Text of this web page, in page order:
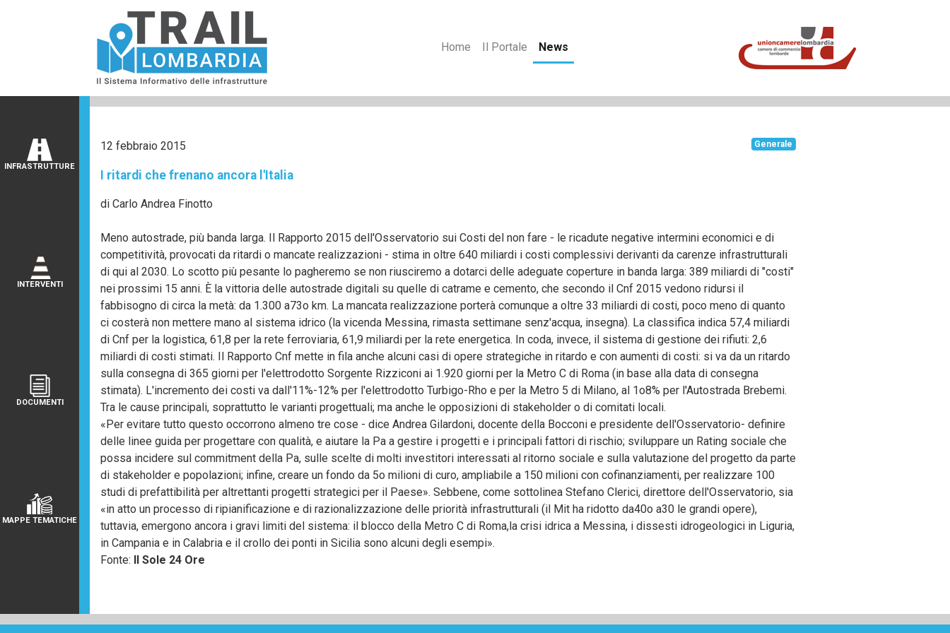
Home Il Portale News
INFRASTRUTTURE
INTERVENTI
DOCUMENTI
MAPPE TEMATICHE
12 febbraio 2015 Generale
I ritardi che frenano ancora l'Italia
di Carlo Andrea Finotto
Meno autostrade, più banda larga. Il Rapporto 2015 dell'Osservatorio sui Costi del non fare - le ricadute negative intermini economici e di
competitività, provocati da ritardi o mancate realizzazioni - stima in oltre 640 miliardi i costi complessivi derivanti da carenze infrastrutturali
di qui al 2030. Lo scotto più pesante lo pagheremo se non riusciremo a dotarci delle adeguate coperture in banda larga: 389 miliardi di "costi"
nei prossimi 15 anni. È la vittoria delle autostrade digitali su quelle di catrame e cemento, che secondo il Cnf 2015 vedono ridursi il
fabbisogno di circa la metà: da 1.300 a73o km. La mancata realizzazione porterà comunque a oltre 33 miliardi di costi, poco meno di quanto
ci costerà non mettere mano al sistema idrico (la vicenda Messina, rimasta settimane senz'acqua, insegna). La classifica indica 57,4 miliardi
di Cnf per la logistica, 61,8 per la rete ferroviaria, 61,9 miliardi per la rete energetica. In coda, invece, il sistema di gestione dei rifiuti: 2,6
miliardi di costi stimati. Il Rapporto Cnf mette in fila anche alcuni casi di opere strategiche in ritardo e con aumenti di costi: si va da un ritardo
sulla consegna di 365 giorni per l'elettrodotto Sorgente Rizziconi ai 1.920 giorni per la Metro C di Roma (in base alla data di consegna
stimata). L'incremento dei costi va dall'11%-12% per l'elettrodotto Turbigo-Rho e per la Metro 5 di Milano, al 1o8% per l'Autostrada Brebemi.
Tra le cause principali, soprattutto le varianti progettuali; ma anche le opposizioni di stakeholder o di comitati locali.
«Per evitare tutto questo occorrono almeno tre cose - dice Andrea Gilardoni, docente della Bocconi e presidente dell'Osservatorio- definire
delle linee guida per progettare con qualità, e aiutare la Pa a gestire i progetti e i principali fattori di rischio; sviluppare un Rating sociale che
possa incidere sul commitment della Pa, sulle scelte di molti investitori interessati al ritorno sociale e sulla valutazione del progetto da parte
di stakeholder e popolazioni; infine, creare un fondo da 5o milioni di curo, ampliabile a 150 milioni con cofinanziamenti, per realizzare 100
studi di prefattibilità per altrettanti progetti strategici per il Paese». Sebbene, come sottolinea Stefano Clerici, direttore dell'Osservatorio, sia
«in atto un processo di ripianificazione e di razionalizzazione delle priorità infrastrutturali (il Mit ha ridotto da40o a30 le grandi opere),
tuttavia, emergono ancora i gravi limiti del sistema: il blocco della Metro C di Roma,la crisi idrica a Messina, i dissesti idrogeologici in Liguria,
in Campania e in Calabria e il crollo dei ponti in Sicilia sono alcuni degli esempi».
Fonte: Il Sole 24 Ore